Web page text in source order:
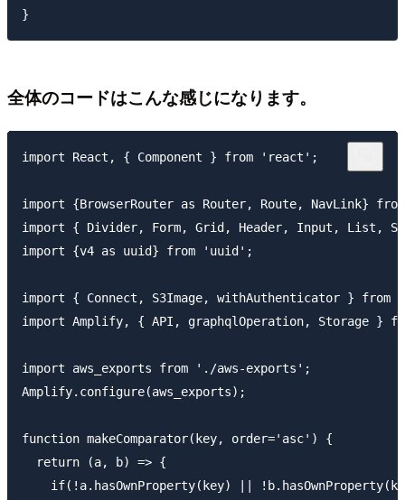
全体のコードはこんな感じになります。
import React, { Component } from 'react';
import {BrowserRouter as Router, Route, NavLink}
import { Divider, Form, Grid, Header, Input, List,
import {v4 as uuid} from 'uuid';
import { Connect, S3Image, withAuthenticator } from
import Amplify, { API, graphqlOperation, Storage }
import aws_exports from './aws-exports';
Amplify.configure(aws_exports);
function makeComparator(key, order='asc') {
  return (a, b) => {
if(!a.hasOwnProperty(key) ||